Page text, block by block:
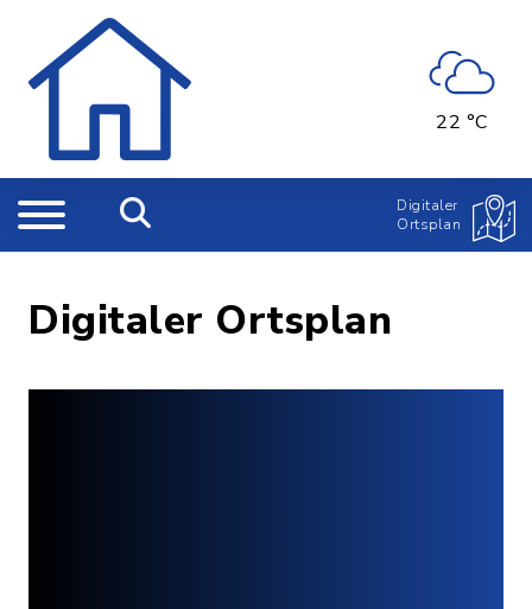
22 °C
Digitaler
Ortsplan
Digitaler Ortsplan